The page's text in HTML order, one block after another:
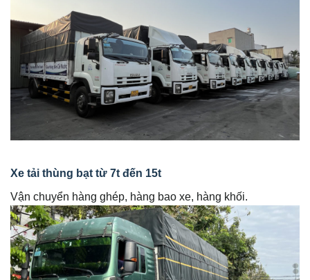
Xe tải thùng bạt từ 7t đến 15t
Vận chuyển hàng ghép, hàng bao xe, hàng khối.